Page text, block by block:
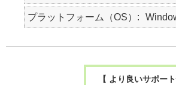
プラットフォーム（OS）
【 より良いサポー